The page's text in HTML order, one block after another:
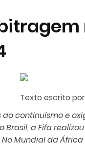
Texto escrito
continuísmo e
Brasil, a Fifa
Mundial da